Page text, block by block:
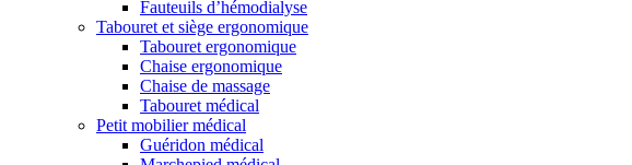
Fauteuils d’hémodialyse
Tabouret et siège ergonomique
Tabouret ergonomique
Chaise ergonomique
Chaise de massage
Tabouret médical
Petit mobilier médical
Guéridon médical